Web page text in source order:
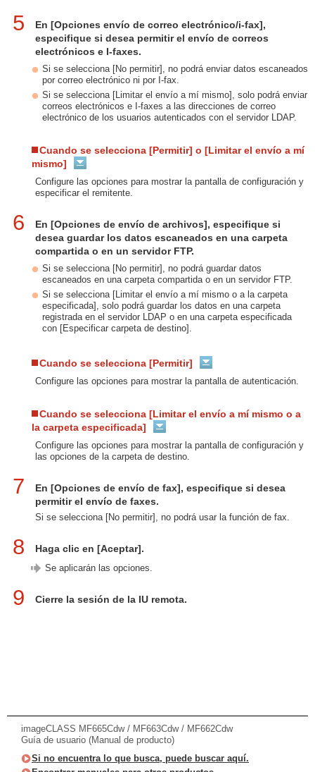
5
En [Opciones envío de correo electrónico/i-fax],
especifique si desea permitir el envío de correos
electrónicos e I-faxes.
Si se selecciona [No permitir], no podrá enviar datos escaneados
por correo electrónico ni por I-fax.
Si se selecciona [Limitar el envío a mí mismo], solo podrá enviar
correos electrónicos e I-faxes a las direcciones de correo
electrónico de los usuarios autenticados con el servidor LDAP.
Cuando se selecciona [Permitir] o [Limitar el envío a mí
mismo]
Configure las opciones para mostrar la pantalla de configuración y
especificar el remitente.
6
En [Opciones de envío de archivos], especifique si
desea guardar los datos escaneados en una carpeta
compartida o en un servidor FTP.
Si se selecciona [No permitir], no podrá guardar datos
escaneados en una carpeta compartida o en un servidor FTP.
Si se selecciona [Limitar el envío a mí mismo o a la carpeta
especificada], solo podrá guardar los datos en una carpeta
registrada en el servidor LDAP o en una carpeta especificada
con [Especificar carpeta de destino].
Cuando se selecciona [Permitir]
Configure las opciones para mostrar la pantalla de autenticación.
Cuando se selecciona [Limitar el envío a mí mismo o a
la carpeta especificada]
Configure las opciones para mostrar la pantalla de configuración y
las opciones de la carpeta de destino.
7
En [Opciones de envío de fax], especifique si desea
permitir el envío de faxes.
Si se selecciona [No permitir], no podrá usar la función de fax.
8 Haga clic en [Aceptar].
Se aplicarán las opciones.
9 Cierre la sesión de la IU remota.
imageCLASS MF665Cdw / MF663Cdw / MF662Cdw
Guía de usuario (Manual de producto)
Si no encuentra lo que busca, puede buscar aquí.